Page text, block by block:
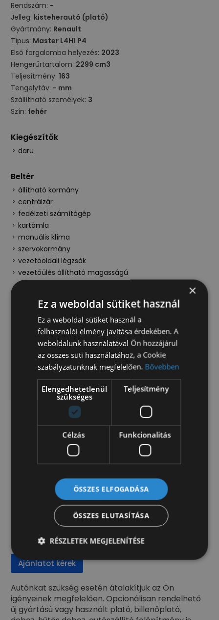
Rendszám: -
Jelleg: kisteherautó (plató)
Gyártmány: Renault
Típus: Master L4H1 P4
Első forgalomba helyezés: 2023
Hengerűrtartalom: 2299 cm3
Teljesítmény:163
Tengelytáv: - mm
Szállítható személyek: 3
Szín: fehér
Kiegészítők
daru
Beltér
állítható kormány
centrálzár
fedélzeti számítógép
kartámla
manuális klíma
szervokormány
vezetőoldali légzsák
vezetőülés állítható magasságú
elektromos ablak
elektromos oldalsó tükrök
első ködfényszóró
fűthető tükör
hátsó ködlámpa
színezett ablakok
Multimédia/Navigáció
elektromos indításgátló
kipörgésgátló
Ajánlatot kérek
Autónkat szükség esetén átalakítjuk az Ön
igényeinek megfelelően. Opcionálisan rendelhető
új gyártású vagy használt plató, billenőplató,
×
Ez a weboldal sütiket használ
Ez a weboldal sütiket használ a
felhasználói élmény javítása érdekében. A
weboldalunk használatával Ön hozzájárul
az összes süti használatához, a Cookie
szabályzatunknak megfelelően. Bővebben
Elengedhetetlenül
szükséges
Teljesítmény
Célzás Funkcionalitás
ÖSSZES ELFOGADÁSA
ÖSSZES ELUTASÍTÁSA
RÉSZLETEK MEGJELENÍTÉSE